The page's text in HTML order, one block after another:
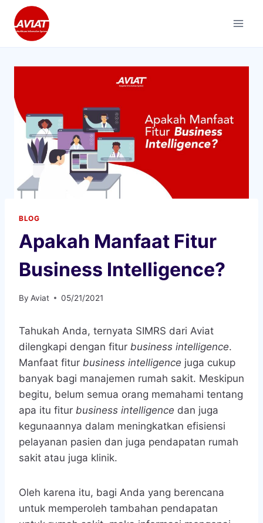
content
BLOG
Apakah Manfaat Fitur
Business Intelligence?
By Aviat 05/21/2021
Tahukah Anda, ternyata SIMRS dari Aviat
dilengkapi dengan fitur business intelligence.
Manfaat fitur business intelligence juga cukup
banyak bagi manajemen rumah sakit. Meskipun
begitu, belum semua orang memahami tentang
apa itu fitur business intelligence dan juga
kegunaannya dalam meningkatkan efisiensi
pelayanan pasien dan juga pendapatan rumah
sakit atau juga klinik.
Oleh karena itu, bagi Anda yang berencana
untuk memperoleh tambahan pendapatan